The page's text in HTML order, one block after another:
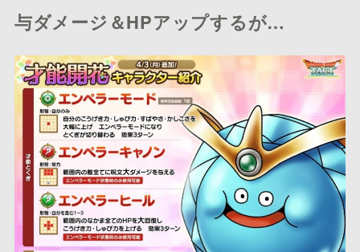
与ダメージ＆HPアップするが…